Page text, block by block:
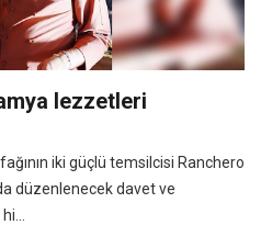
lezzetleri
iki güçlü temsilcisi Ranchero
düzenlenecek davet ve